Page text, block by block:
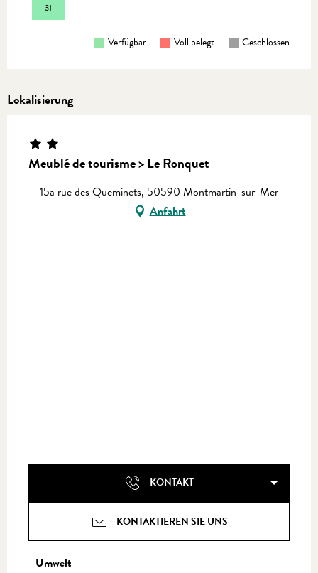
31
Verfügbar Voll belegt Geschlossen
Lokalisierung
Meublé de tourisme > Le Ronquet
15a rue des Queminets, 50590 Montmartin-sur-Mer
Anfahrt
KONTAKT
KONTAKTIEREN SIE UNS
Umwelt
Umwelt